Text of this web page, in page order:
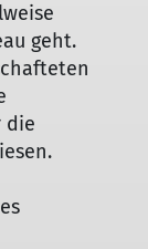
geht.
die